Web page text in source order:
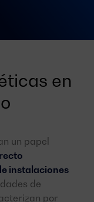
en
un papel
instalaciones
de
por